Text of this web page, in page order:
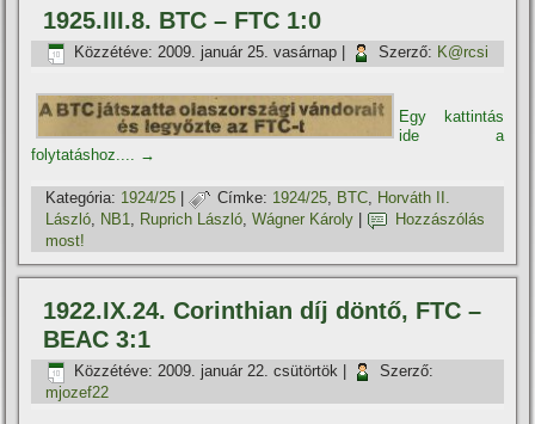
1925.III.8. BTC – FTC 1:0
Közzétéve: 2009. január 25. vasárnap Szerző: K@rcsi
Egy kattintás
ide a
folytatáshoz.... →
Kategória: 1924/25 | Címke: 1924/25, BTC, Horváth II.
László, NB1, Ruprich László,Wágner Károly
Hozzászólás
most!
1922.IX.24. Corinthian dí­j döntő, FTC –
BEAC 3:1
Közzétéve: 2009. január 22. csütörtök
Szerző:
mjozef22